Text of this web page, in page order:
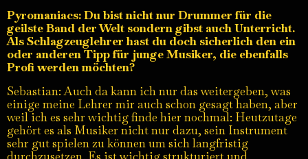
Pyromaniacs: Du bist nicht nur Drummer für die
geilste Band der Welt sondern gibst auch Unterricht.
Als Schlagzeuglehrer hast du doch sicherlich den ein
oder anderen Tipp für junge Musiker, die ebenfalls
Profi werden möchten?
Sebastian: Auch da kann ich nur das weitergeben, was
einige meine Lehrer mir auch schon gesagt haben, aber
weil ich es sehr wichtig finde hier nochmal: Heutzutage
gehört es als Musiker nicht nur dazu, sein Instrument
sehr gut spielen zu können um sich langfristig